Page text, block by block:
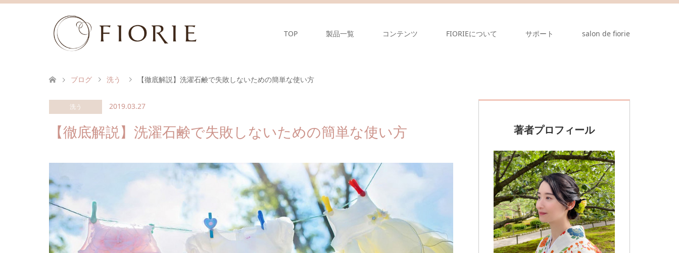
TOP 製品一覧 コンテンツ FIORIEについて サポート salon de fiorie
ブログ 洗う 【徹底解説】洗濯石鹸で失敗しないための簡単な使い方
洗う 2019.03.27
【徹底解説】洗濯石鹸で失敗しないための簡単な使い方 著者プロフィール